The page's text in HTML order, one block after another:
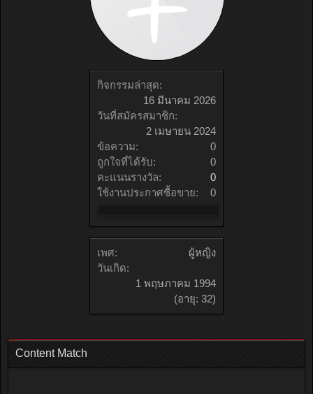
กิจกรรมล่าสุด:
16 มีนาคม 2026
วันที่สมัครสมาชิก:
2 เมษายน 2024
ข้อความ:
0
ถูกใจที่ได้รับ:
0
คะแนนรางวัล:
0
ใช้งานประกาศซื้อขาย:
0
เพศ:
ผู้หญิง
วันเกิด:
1 พฤษภาคม 1994
(อายุ: 32)
Content Match